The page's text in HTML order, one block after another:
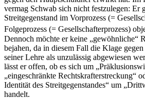
vermag Schwab sich nicht festzulegen: Er
Streitgegenstand im Vorprozess (=
Folgeprozess (= Gesellschafterprozess)
Dennoch möchte er keine „gewöhnliche“
bejahen, da in diesem Fall die Klage
seiner Lehre als unzulässig abgewiesen
lässt er offen, ob es sich um
„eingeschränkte Rechtskrafterstreckung“
Identität des Streitgegenstandes“ um
handelt.